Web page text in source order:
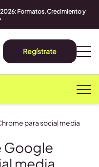
Formatos, Crecimiento y
Regístrate
Google
media
para social media